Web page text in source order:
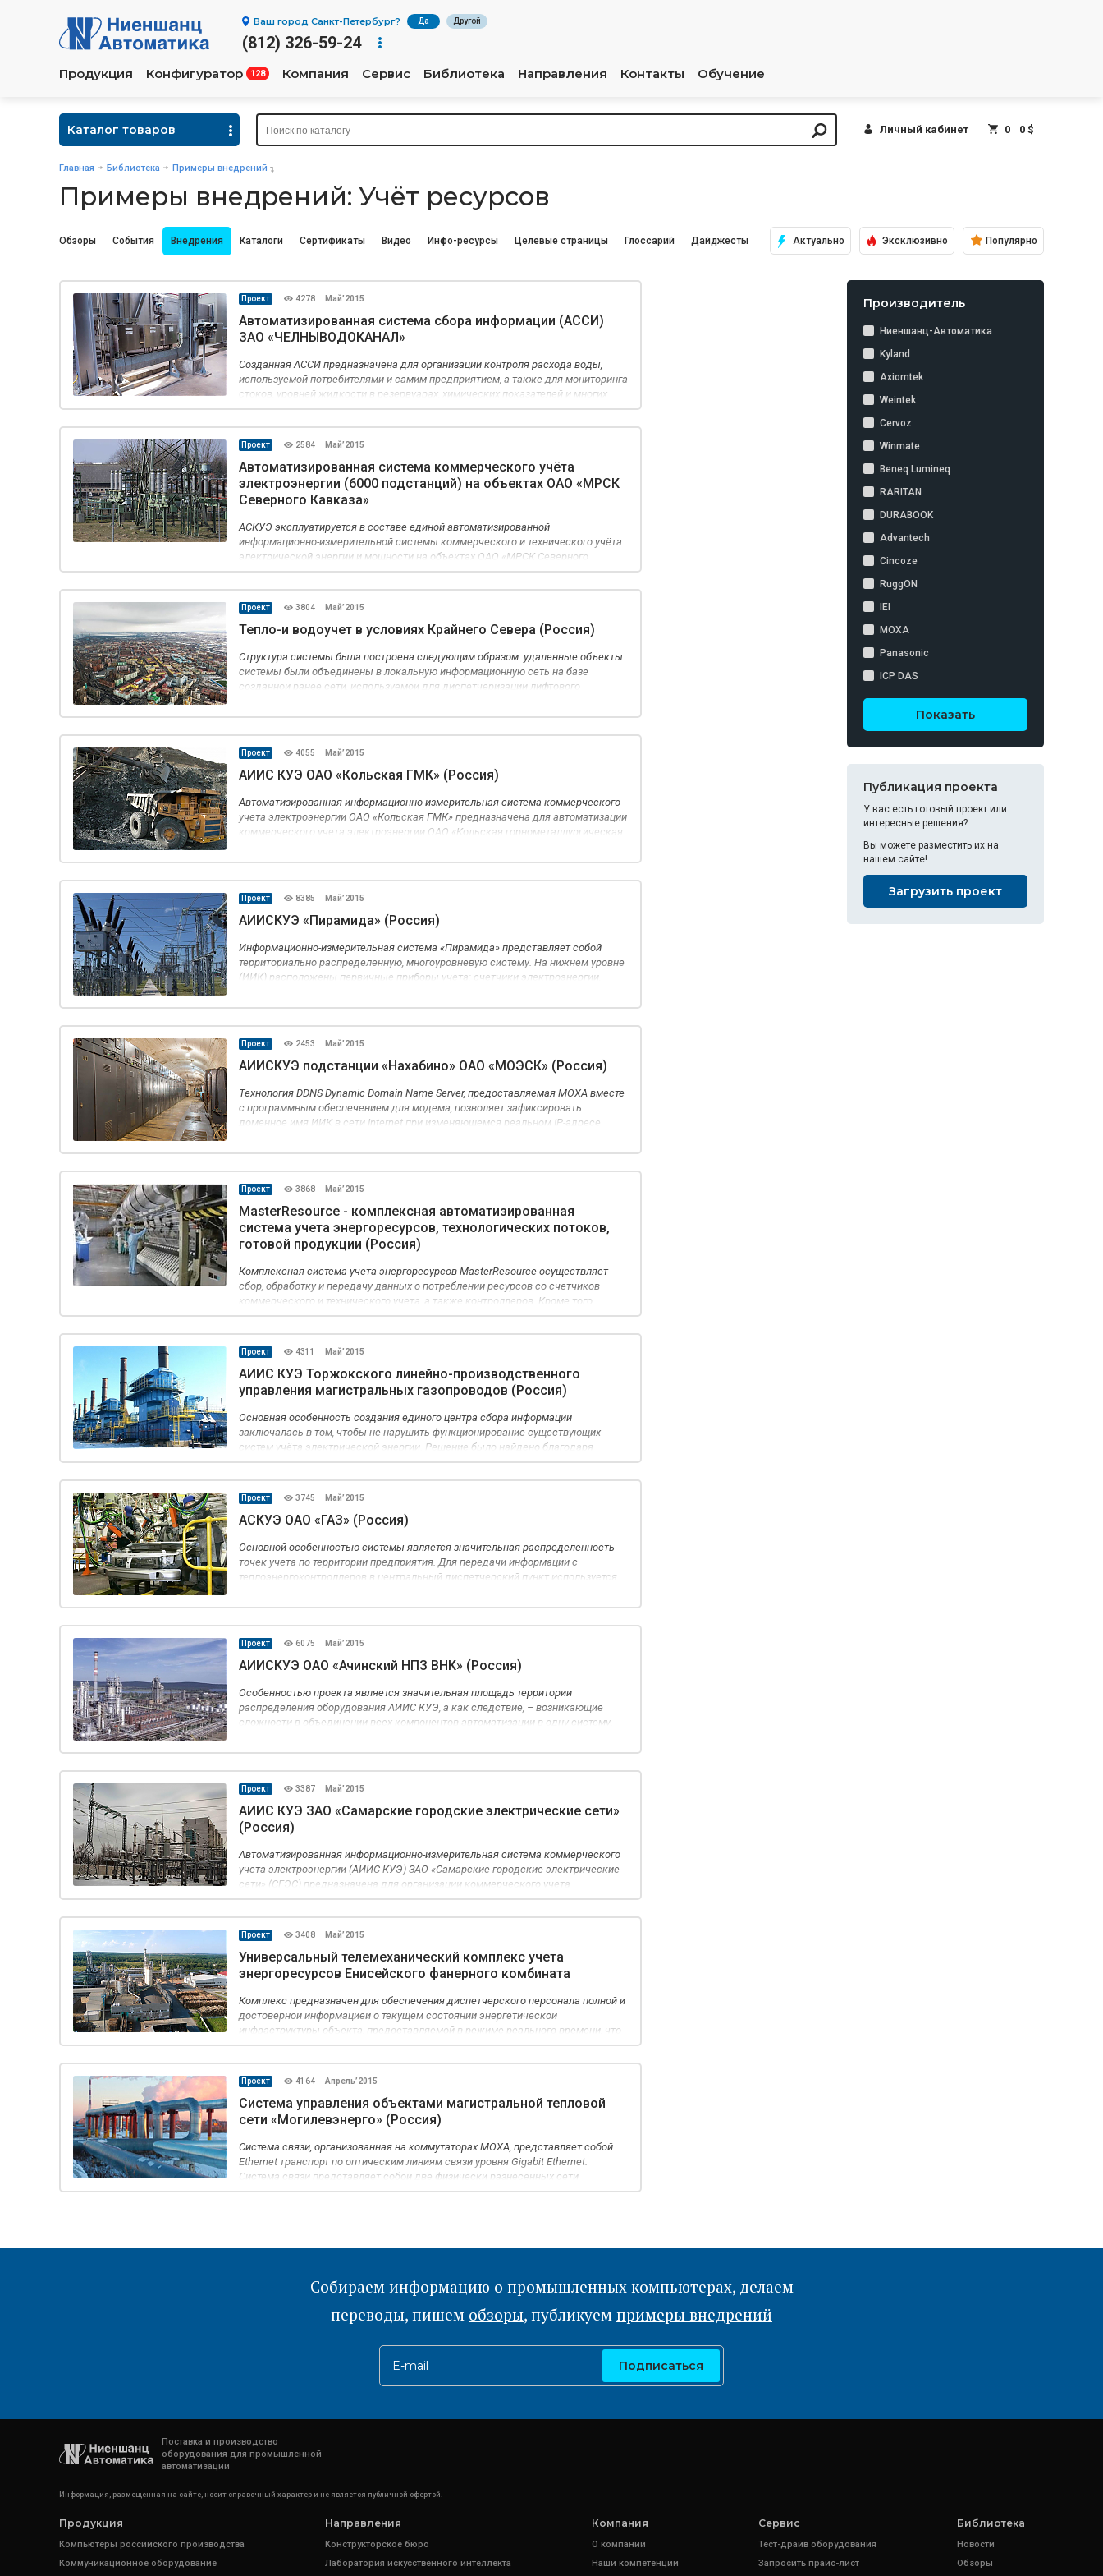
Ваш город Санкт-Петербург? Да Другой
(812) 326-59-24
Продукция Конфигуратор 128 Компания Сервис Библиотека Направления Контакты Обучение
Каталог товаров Личный кабинет 0 0 $
Главная Библиотека Примеры внедрений
Примеры внедрений: Учёт ресурсов
Обзоры События Внедрения Каталоги Сертификаты Видео Инфо-ресурсы Целевые страницы Глоссарий Дайджесты Актуально Эксклюзивно Популярно
Производитель
Ниеншанц-Автоматика
Kyland
Axiomtek
Weintek
Cervoz
Winmate
Beneq Lumineq
RARITAN
DURABOOK
Advantech
Cincoze
RuggON
IEI
MOXA
Panasonic
ICP DAS
Показать
Публикация проекта
У вас есть готовый проект или
интересные решения?
Вы можете разместить их на
нашем сайте!
Загрузить проект
Проект 4278 Май’2015
Автоматизированная система сбора информации (АССИ)
ЗАО «ЧЕЛНЫВОДОКАНАЛ»
Созданная АССИ предназначена для организации контроля расхода воды,
используемой потребителями и самим предприятием, а также для мониторинга
стоков, уровней жидкости в резервуарах, химических показателей и многих
других параметров.
Проект 2584 Май’2015
Автоматизированная система коммерческого учёта
электроэнергии (6000 подстанций) на объектах ОАО «МРСК
Северного Кавказа»
АСКУЭ эксплуатируется в составе единой автоматизированной
информационно-измерительной системы коммерческого и технического учёта
электрической энергии и мощности на объектах ОАО «МРСК Северного
Кавказа» для розничного рынка электроэнергии.
Проект 3804 Май’2015
Тепло-и водоучет в условиях Крайнего Севера (Россия)
Структура системы была построена следующим образом: удаленные объекты
системы были объединены в локальную информационную сеть на базе
созданной ранее сети, используемой для диспетчеризации лифтового
Проект 4055 Май’2015
АИИС КУЭ ОАО «Кольская ГМК» (Россия)
Автоматизированная информационно-измерительная система коммерческого
учета электроэнергии ОАО «Кольская ГМК» предназначена для автоматизации
коммерческого учета электроэнергии ОАО «Кольская горнометаллургическая
Проект 8385 Май’2015
АИИСКУЭ «Пирамида» (Россия)
Информационно-измерительная система «Пирамида» представляет собой
территориально распределенную, многоуровневую систему. На нижнем уровне
(ИИК) расположены первичные приборы учета: счетчики электроэнергии,
Проект 2453 Май’2015
АИИСКУЭ подстанции «Нахабино» ОАО «МОЭСК» (Россия)
Технология DDNS Dynamic Domain Name Server, предоставляемая MOXA вместе
с программным обеспечением для модема, позволяет зафиксировать
доменное имя ИИК в сети Internet при изменяющемся реальном IP-адресе
Проект 3868 Май’2015
MasterResource - комплексная автоматизированная
система учета энергоресурсов, технологических потоков,
готовой продукции (Россия)
Комплексная система учета энергоресурсов MasterResource осуществляет
сбор, обработку и передачу данных о потреблении ресурсов со счетчиков
коммерческого и технического учета, а также контроллеров. Кроме того,
система осуществляет мониторинг и сигнализацию соответствия расходов
заданным значениям, а также контроль состояния оборудования и
режимов его работы.
Проект 4311 Май’2015
АИИС КУЭ Торжокского линейно-производственного
управления магистральных газопроводов (Россия)
Основная особенность создания единого центра сбора информации
заключалась в том, чтобы не нарушить функционирование существующих
систем учёта электрической энергии. Решение было найдено благодаря
применению медиаконвертеров МОХА при использовании свободных
волоконно-оптических жил существующих каналов связи.
Проект 3745 Май’2015
АСКУЭ ОАО «ГАЗ» (Россия)
Основной особенностью системы является значительная распределенность
точек учета по территории предприятия. Для передачи информации с
теплоэнергоконтроллеров в центральный диспетчерский пункт используется
оптических линий связи.
Проект 6075 Май’2015
АИИСКУЭ ОАО «Ачинский НПЗ ВНК» (Россия)
Особенностью проекта является значительная площадь территории
распределения оборудования АИИС КУЭ, а как следствие, – возникающие
сложности в объединении всех компонентов автоматизации в одну систему.
резервирования каналов связи между компонентами АИИС КУЭ для
Проект 3387 Май’2015
АИИС КУЭ ЗАО «Самарские городские электрические сети»
(Россия)
Автоматизированная информационно-измерительная система коммерческого
учета электроэнергии (АИИС КУЭ) ЗАО «Самарские городские электрические
сети» (СГЭС) предназначена для организации коммерческого учета
электроэнергии, передаваемой и распределяемой от центров питания – п/ст
220/110/6-10 кВ - до потребителя через распределительные пункты (РП) 6-10
кВ и трансформаторные подстанции (ТП) 6-10 кВ.
Проект 3408 Май’2015
Универсальный телемеханический комплекс учета
энергоресурсов Енисейского фанерного комбината
Комплекс предназначен для обеспечения диспетчерского персонала полной и
достоверной информацией о текущем состоянии энергетической
инфраструктуры объекта, предоставляемой в режиме реального времени, что
дает возможность быстро принять оптимальное решения по управлению
режимами, а также адекватно и своевременно отреагировать на нештатную
ситуацию.
Проект 4164 Апрель’2015
Система управления объектами магистральной тепловой
сети «Могилевэнерго» (Россия)
Система связи, организованная на коммутаторах МОХА, представляет собой
Ethernet транспорт по оптическим линиям связи уровня Gigabit Ethernet.
Система связи представляет собой две физически разнесенных сети
построенных по топологии «кольцо»: технологическая и общепользовательская
Собираем информацию о промышленных компьютерах, делаем
переводы, пишем обзоры, публикуем примеры внедрений
E-mail Подписаться
Поставка и производство
оборудования для промышленной
автоматизации
Информация, размещенная на сайте, носит справочный характер и не является публичной офертой.
Продукция
Компьютеры российского производства
Коммуникационное оборудование
Направления
Конструкторское бюро
Лаборатория искусственного интеллекта
Компания
О компании
Наши компетенции
Сервис
Тест-драйв оборудования
Запросить прайс-лист
Библиотека
Новости
Обзоры